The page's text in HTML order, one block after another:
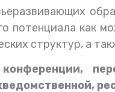
потенциала как
структур, а